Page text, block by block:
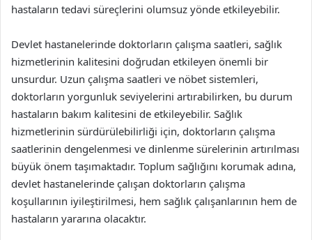
hastaların tedavi süreçlerini olumsuz yönde etkileyebilir.
Devlet hastanelerinde doktorların çalışma saatleri, sağlık
hizmetlerinin kalitesini doğrudan etkileyen önemli bir
unsurdur. Uzun çalışma saatleri ve nöbet sistemleri,
doktorların yorgunluk seviyelerini artırabilirken, bu durum
hastaların bakım kalitesini de etkileyebilir. Sağlık
hizmetlerinin sürdürülebilirliği için, doktorların çalışma
saatlerinin dengelenmesi ve dinlenme sürelerinin artırılması
büyük önem taşımaktadır. Toplum sağlığını korumak adına,
devlet hastanelerinde çalışan doktorların çalışma
koşullarının iyileştirilmesi, hem sağlık çalışanlarının hem de
hastaların yararına olacaktır.